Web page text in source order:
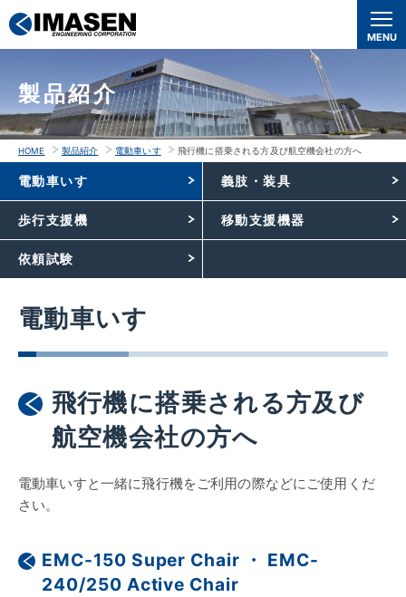
本
文
へ
MENU
製品紹介
HOME 製品紹介 電動車いす 飛行機に搭乗される方及び航空機会社の方へ
電動車いす 義肢・装具
歩行支援機 移動支援機器
依頼試験
電動車いす
飛行機に搭乗される方及び
航空機会社の方へ
電動車いすと一緒に飛行機をご利用の際などにご使用くだ
さい。
EMC-150 Super Chair ・ EMC-
240/250 Active Chair